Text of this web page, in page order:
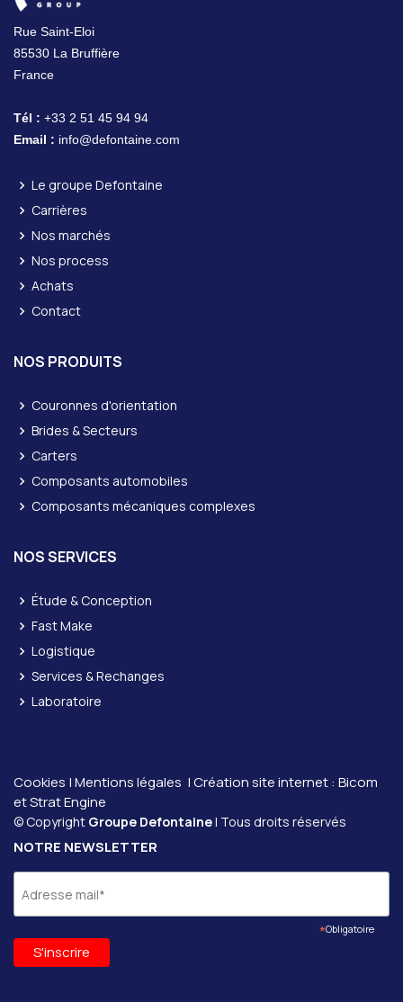
Rue Saint-Eloi
85530 La Bruffière
France
Tél : +33 2 51 45 94 94
Email : info@defontaine.com
Le groupe Defontaine
Carrières
Nos marchés
Nos process
Achats
Contact
NOS PRODUITS
Couronnes d'orientation
Brides & Secteurs
Carters
Composants automobiles
Composants mécaniques complexes
NOS SERVICES
Étude & Conception
Fast Make
Logistique
Services & Rechanges
Laboratoire
Cookies |Mentions légales | Création site internet : Bicom
etStrat Engine
© Copyright Groupe Defontaine| Tous droits réservés
NOTRE NEWSLETTER
*Obligatoire